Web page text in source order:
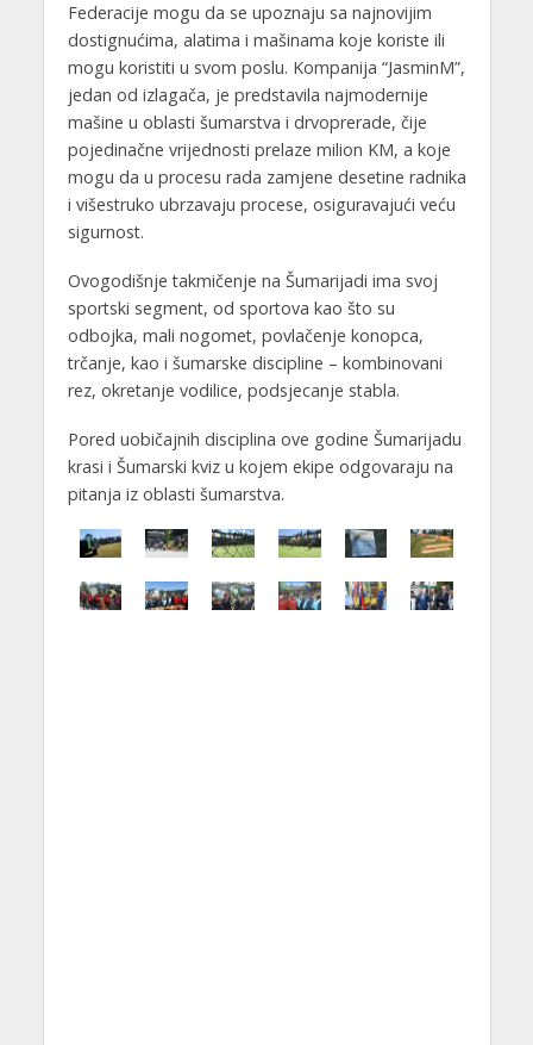
Federacije mogu da se upoznaju sa najnovijim
dostignućima, alatima i mašinama koje koriste ili
mogu koristiti u svom poslu. Kompanija “JasminM”,
jedan od izlagača, je predstavila najmodernije
mašine u oblasti šumarstva i drvoprerade, čije
pojedinačne vrijednosti prelaze milion KM, a koje
mogu da u procesu rada zamjene desetine radnika
i višestruko ubrzavaju procese, osiguravajući veću
sigurnost.
Ovogodišnje takmičenje na Šumarijadi ima svoj
sportski segment, od sportova kao što su
odbojka, mali nogomet, povlačenje konopca,
trčanje, kao i šumarske discipline – kombinovani
rez, okretanje vodilice, podsjecanje stabla.
Pored uobičajnih disciplina ove godine Šumarijadu
krasi i Šumarski kviz u kojem ekipe odgovaraju na
pitanja iz oblasti šumarstva.